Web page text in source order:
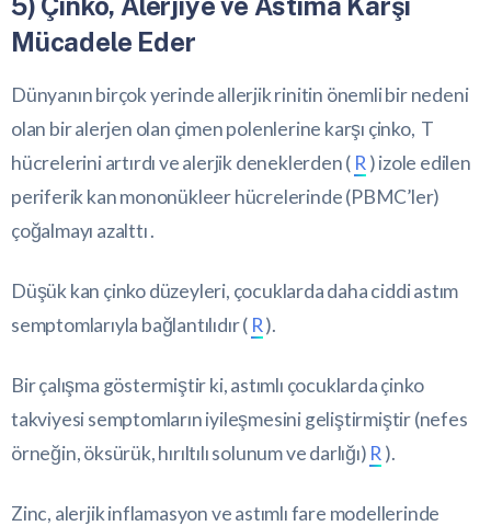
Mücadele Eder
Dünyanın birçok yerinde allerjik rinitin önemli bir nedeni
olan bir alerjen olan çimen polenlerine karşı çinko, T
hücrelerini artırdı ve alerjik deneklerden ( R ) izole edilen
periferik kan mononükleer hücrelerinde (PBMC’ler)
çoğalmayı azalttı .
Düşük kan çinko düzeyleri, çocuklarda daha ciddi astım
semptomlarıyla bağlantılıdır ( R).
Bir çalışma göstermiştir ki, astımlı çocuklarda çinko
takviyesi semptomların iyileşmesini geliştirmiştir (nefes
örneğin, öksürük, hırıltılı solunum ve darlığı) R ).
Zinc, alerjik inflamasyon ve astımlı fare modellerinde